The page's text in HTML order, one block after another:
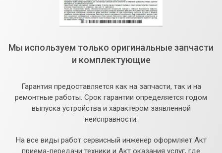
Мы используем только оригинальные запчасти
и комплектующие
Гарантия предоставляется как на запчасти, так и на
ремонтные работы. Срок гарантии определяется годом
выпуска устройства и характером заявленной
неисправности.
На все виды работ сервисный инженер оформляет Акт
приема-передачи техники и Акт оказания услуг, где